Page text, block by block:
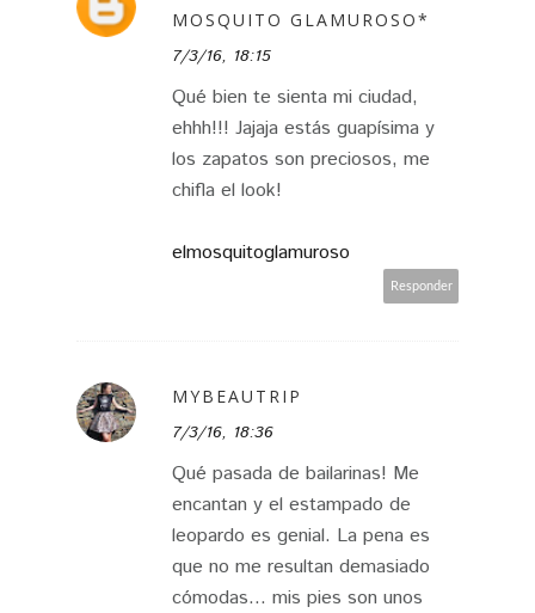
MOSQUITO GLAMUROSO*
7/3/16, 18:15
Qué bien te sienta mi ciudad,
ehhh!!! Jajaja estás guapísima y
los zapatos son preciosos, me
chifla el look!
elmosquitoglamuroso
Responder
MYBEAUTRIP
7/3/16, 18:36
Qué pasada de bailarinas! Me
encantan y el estampado de
leopardo es genial. La pena es
que no me resultan demasiado
cómodas... mis pies son unos